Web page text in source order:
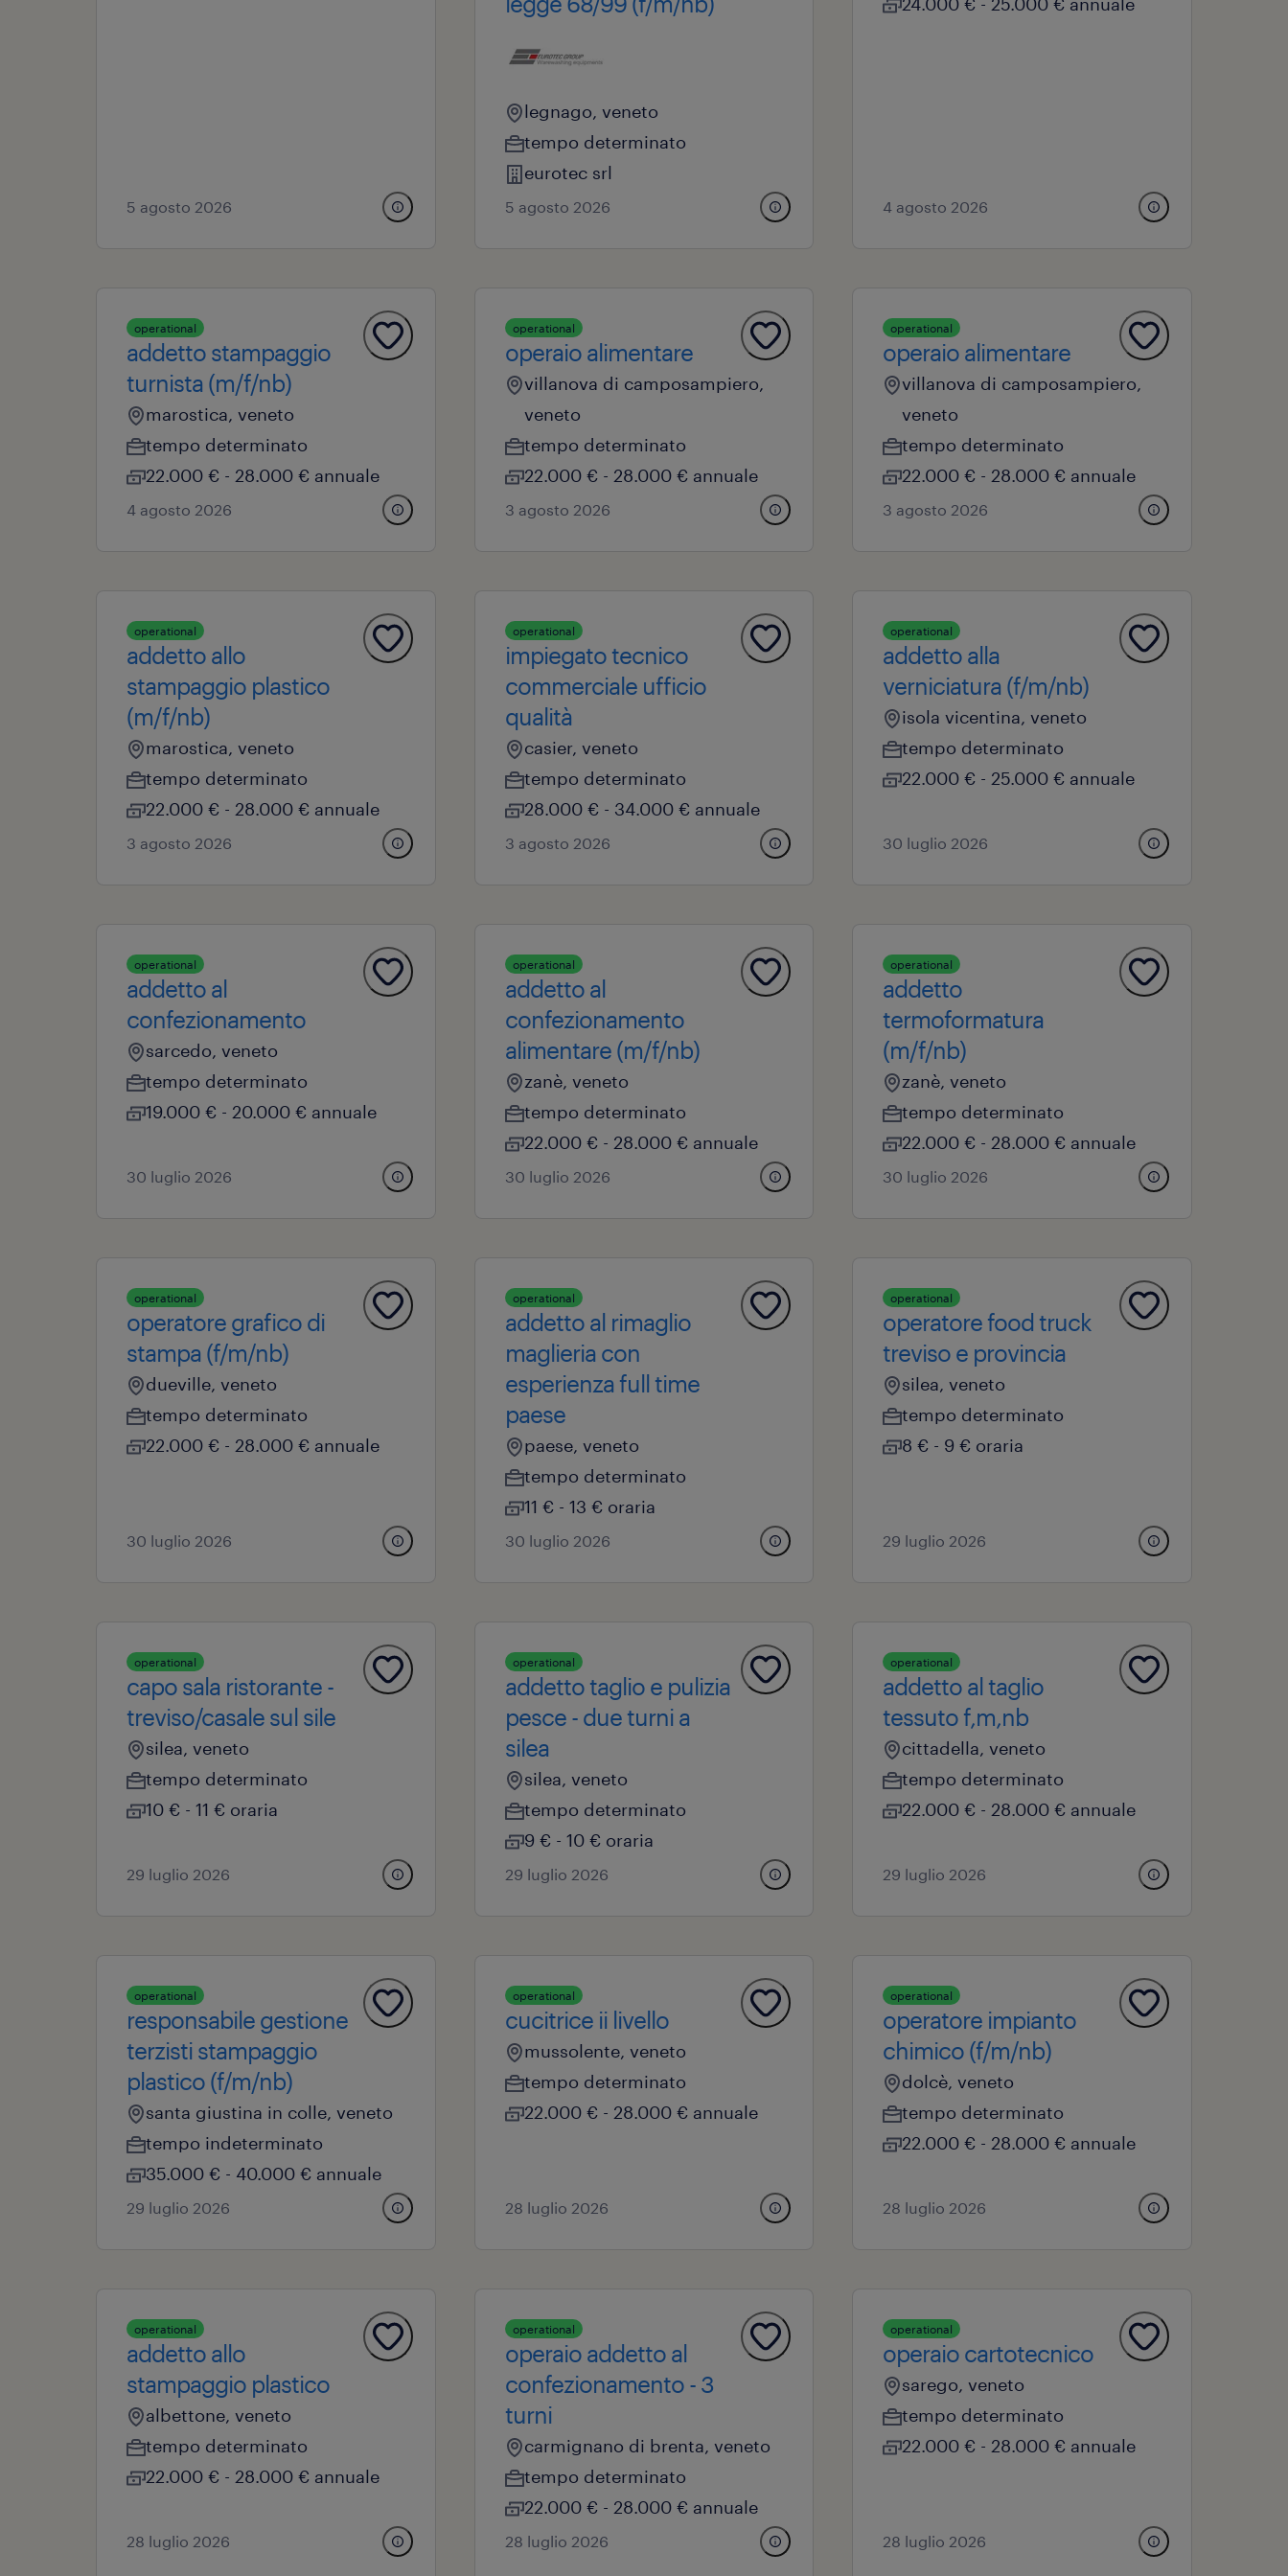
5 agosto 2026
legnago, veneto
tempo determinato
eurotec srl
5 agosto 2026 4 agosto 2026
operational
addetto stampaggio
turnista (m/f/nb)
marostica, veneto
tempo determinato
22.000 € - 28.000 € annuale
4 agosto 2026
operational
operaio alimentare
villanova di camposampiero,
veneto
tempo determinato
22.000 € - 28.000 € annuale
3 agosto 2026
operational
operaio alimentare
villanova di camposampiero,
veneto
tempo determinato
22.000 € - 28.000 € annuale
3 agosto 2026
operational
addetto allo
stampaggio plastico
(m/f/nb)
marostica, veneto
tempo determinato
22.000 € - 28.000 € annuale
3 agosto 2026
operational
impiegato tecnico
commerciale ufficio
qualità
casier, veneto
tempo determinato
28.000 € - 34.000 € annuale
3 agosto 2026
operational
addetto alla
verniciatura (f/m/nb)
isola vicentina, veneto
tempo determinato
22.000 € - 25.000 € annuale
30 luglio 2026
operational
addetto al
confezionamento
sarcedo, veneto
tempo determinato
19.000 € - 20.000 € annuale
30 luglio 2026
operational
addetto al
confezionamento
alimentare (m/f/nb)
zanè, veneto
tempo determinato
22.000 € - 28.000 € annuale
30 luglio 2026
operational
addetto
termoformatura
(m/f/nb)
zanè, veneto
tempo determinato
22.000 € - 28.000 € annuale
30 luglio 2026
operational
operatore grafico di
stampa (f/m/nb)
dueville, veneto
tempo determinato
22.000 € - 28.000 € annuale
30 luglio 2026
operational
addetto al rimaglio
maglieria con
esperienza full time
paese
paese, veneto
tempo determinato
11 € - 13 € oraria
30 luglio 2026
operational
operatore food truck
treviso e provincia
silea, veneto
tempo determinato
8 € - 9 € oraria
29 luglio 2026
operational
capo sala ristorante -
treviso/casale sul sile
silea, veneto
tempo determinato
10 € - 11 € oraria
29 luglio 2026
operational
addetto taglio e pulizia
pesce - due turni a
silea
silea, veneto
tempo determinato
9 € - 10 € oraria
29 luglio 2026
operational
addetto al taglio
tessuto f,m,nb
cittadella, veneto
tempo determinato
22.000 € - 28.000 € annuale
29 luglio 2026
operational
responsabile gestione
terzisti stampaggio
plastico (f/m/nb)
santa giustina in colle, veneto
tempo indeterminato
35.000 € - 40.000 € annuale
29 luglio 2026
operational
cucitrice ii livello
mussolente, veneto
tempo determinato
22.000 € - 28.000 € annuale
28 luglio 2026
operational
operatore impianto
chimico (f/m/nb)
dolcè, veneto
tempo determinato
22.000 € - 28.000 € annuale
28 luglio 2026
operational
addetto allo
stampaggio plastico
albettone, veneto
tempo determinato
22.000 € - 28.000 € annuale
28 luglio 2026
operational
operaio addetto al
confezionamento - 3
turni
carmignano di brenta, veneto
tempo determinato
22.000 € - 28.000 € annuale
28 luglio 2026
operational
operaio cartotecnico
sarego, veneto
tempo determinato
22.000 € - 28.000 € annuale
28 luglio 2026